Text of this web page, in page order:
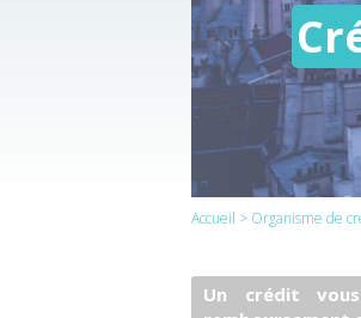
Accueil > Organisme de
Un crédit